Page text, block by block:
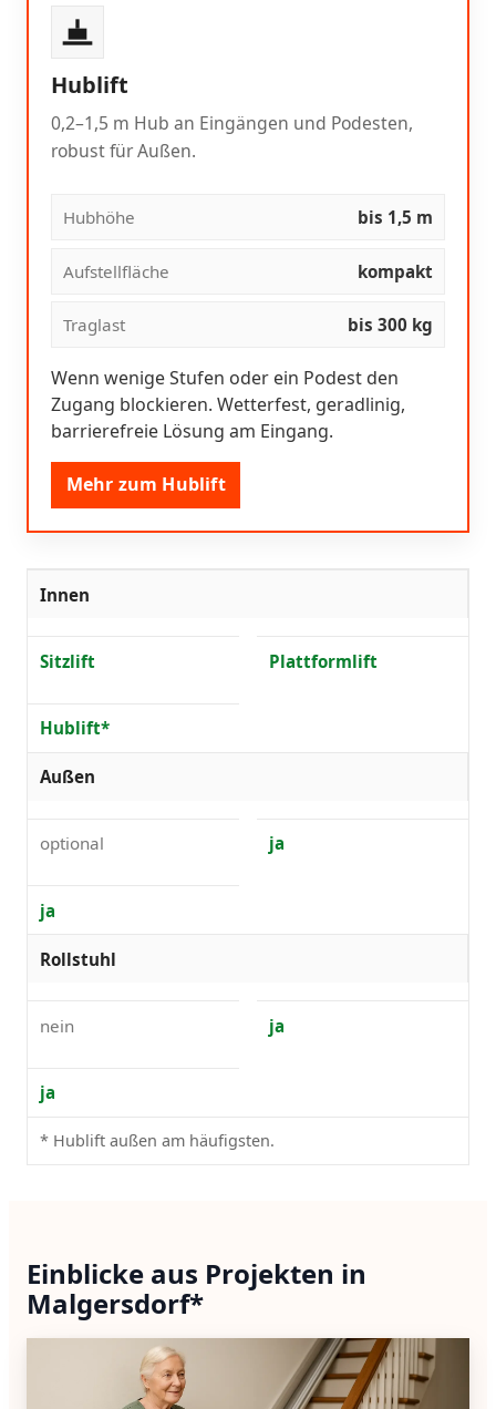
Hublift
0,2–1,5 m Hub an Eingängen und Podesten,
robust für Außen.
Hubhöhe bis 1,5 m
Aufstellfläche kompakt
Traglast bis 300 kg
Wenn wenige Stufen oder ein Podest den
Zugang blockieren. Wetterfest, geradlinig,
barrierefreie Lösung am Eingang.
Mehr zum Hublift
Innen
Sitzlift Plattformlift
Hublift*
Außen
optional ja
ja
Rollstuhl
nein ja
ja
* Hublift außen am häufigsten.
Einblicke aus Projekten in
Malgersdorf*